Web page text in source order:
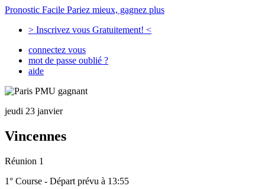
Pronostic Facile Pariez mieux, gagnez plus
> Inscrivez vous Gratuitement! <
connectez vous
mot de passe oublié ?
aide
jeudi 23 janvier
Vincennes
Réunion 1
1° Course - Départ prévu à 13:55